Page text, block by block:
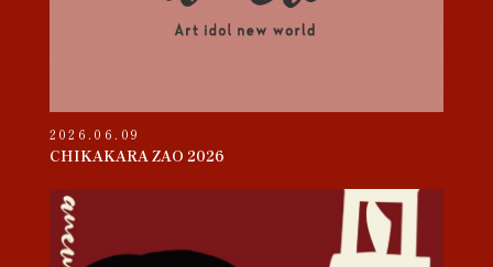
2026.06.09
CHIKAKARA ZAO 2026